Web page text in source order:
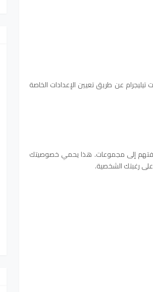
عن طريق تعيين الإعدادات الخاصة
إلى مجموعات. هذا يحمي خصوصيتك
رغبتك الشخصية.